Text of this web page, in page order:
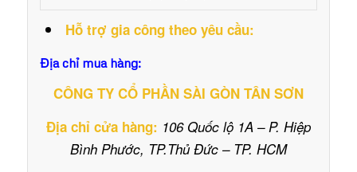
Hỗ trợ gia công theo yêu cầu:
Địa chỉ mua hàng:
CÔNG TY CỔ PHẦN SÀI GÒN TÂN SƠN
Địa chỉ cửa hàng: 106 Quốc lộ 1A – P. Hiệp
Bình Phước, TP.Thủ Đức – TP. HCM